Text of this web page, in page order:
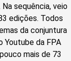
sequência, veio
edições. Todos
da conjuntura
Youtube da FPA
mais de 73